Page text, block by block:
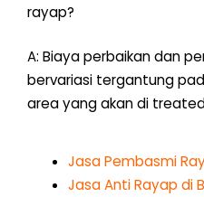
rayap?
A: Biaya perbaikan dan
bervariasi tergantung
area yang akan di
Jasa Pembasmi
Jasa Anti Rayap di